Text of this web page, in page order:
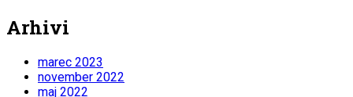
Arhivi
marec 2023
november 2022
maj 2022